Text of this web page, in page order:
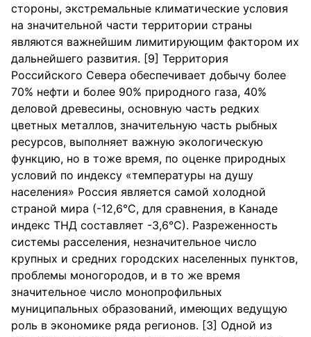
стороны, экстремальные климатические условия
на значительной части территории страны
являются важнейшим лимитирующим фактором их
дальнейшего развития. [9] Территория
Российского Севера обеспечивает добычу более
70% нефти и более 90% природного газа, 40%
деловой древесины, основную часть редких
цветных металлов, значительную часть рыбных
ресурсов, выполняет важную экологическую
функцию, но в тоже время, по оценке природных
условий по индексу «температуры на душу
населения» Россия является самой холодной
страной мира (-12,6°С, для сравнения, в Канаде
индекс ТНД составляет -3,6°С). Разреженность
системы расселения, незначительное число
крупных и средних городских населенных пунктов,
проблемы моногородов, и в то же время
значительное число монопрофильных
муниципальных образований, имеющих ведущую
роль в экономике ряда регионов. [3] Одной из